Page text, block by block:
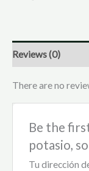
Reviews (0)
There are no
Be the
potasio,
Tu dirección